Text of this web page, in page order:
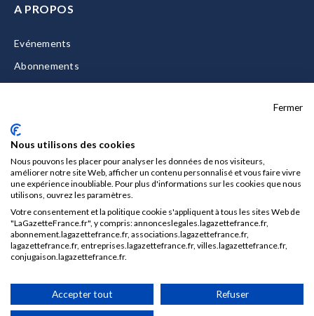
A PROPOS
Evénements
Abonnements
Nous contacter
Mentions légales
CGU/CGV
Données personnelles
Gérer vos cookies
© 2026 La Gazette France
Fermer
Nous utilisons des cookies
Nous pouvons les placer pour analyser les données de nos visiteurs,
améliorer notre site Web, afficher un contenu personnalisé et vous faire vivre
une expérience inoubliable. Pour plus d'informations sur les cookies que nous
utilisons, ouvrez les paramètres.
Votre consentement et la politique cookie s'appliquent à tous les sites Web de
"LaGazetteFrance.fr", y compris: annonceslegales.lagazettefrance.fr,
abonnement.lagazettefrance.fr, associations.lagazettefrance.fr,
lagazettefrance.fr, entreprises.lagazettefrance.fr, villes.lagazettefrance.fr,
conjugaison.lagazettefrance.fr.
Accepter tout Refuser